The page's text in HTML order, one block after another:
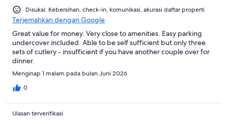
Disukai: Kebersihan, check-in, komunikasi, akurasi daftar properti
Terjemahkan dengan Google
Great value for money. Very close to amenities. Easy parking
undercover included. Able to be self sufficient but only three
sets of cutlery - insufficient if you have another couple over for
dinner.
Menginap 1 malam pada bulan Juni 2026
0
Ulasan terverifikasi